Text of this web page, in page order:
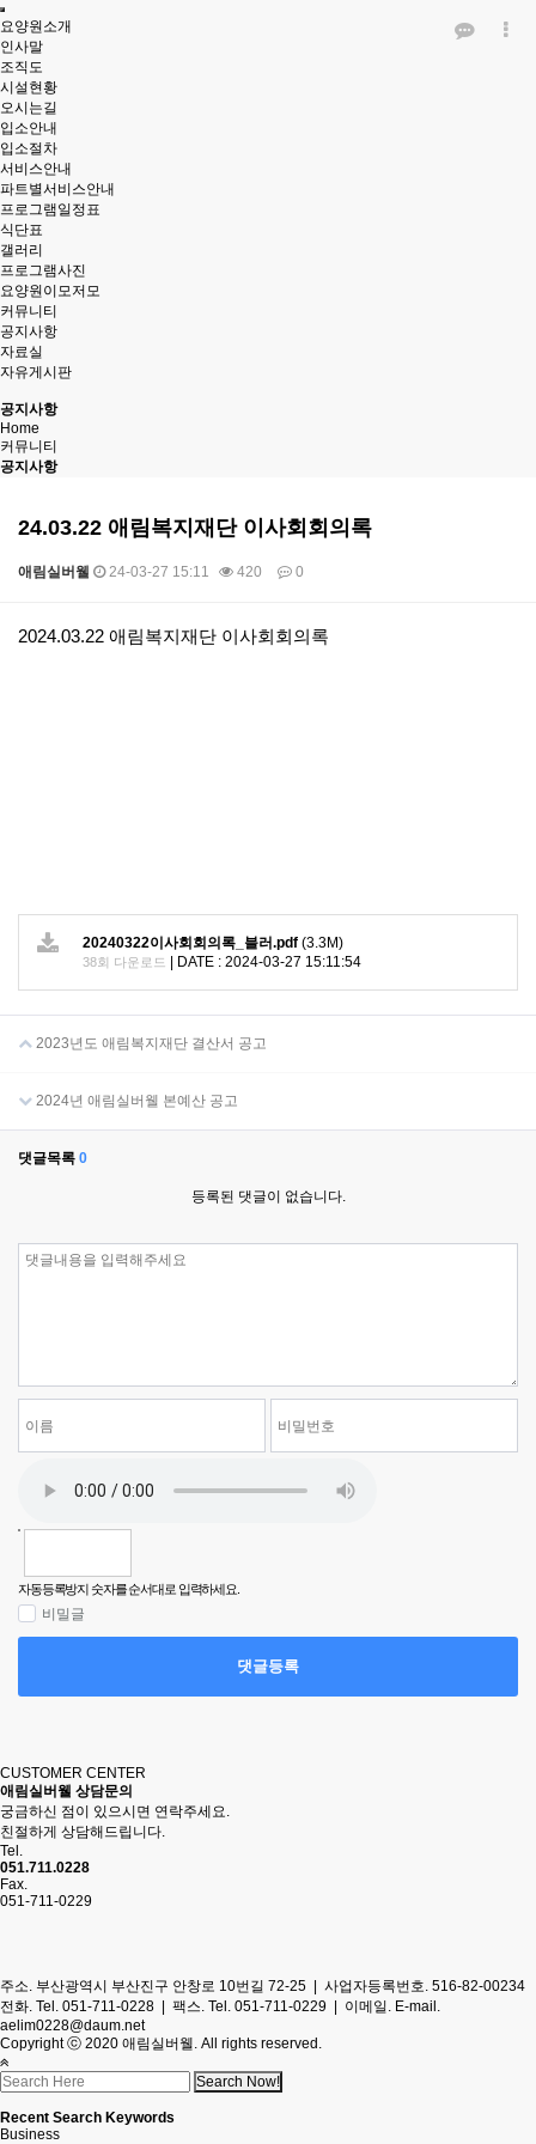
요양원소개
인사말
조직도
시설현황
오시는길
입소안내
입소절차
서비스안내
파트별서비스안내
프로그램일정표
식단표
갤러리
프로그램사진
요양원이모저모
커뮤니티
공지사항
자료실
자유게시판
공지사항
Home
커뮤니티
공지사항
24.03.22 애림복지재단 이사회회의록
애림실버웰 24-03-27 15:11 420 0
본문
2024.03.22 애림복지재단 이사회회의록
20240322이사회회의록_블러.pdf (3.3M)
38회 다운로드 DATE : 2024-03-27 15:11:54
2023년도 애림복지재단 결산서 공고
2024년 애림실버웰 본예산 공고
댓글목록 0
등록된 댓글이 없습니다.
자동등록방지 숫자를 순서대로 입력하세요.
비밀글
댓글등록
CUSTOMER CENTER
애림실버웰 상담문의
궁금하신 점이 있으시면 연락주세요.
친절하게 상담해드립니다.
Tel.
051.711.0228
Fax.
051-711-0229
주소. 부산광역시 부산진구 안창로 10번길 72-25 | 사업자등록번호. 516-82-00234
전화. Tel. 051-711-0228 | 팩스. Tel. 051-711-0229 | 이메일. E-mail.
aelim0228@daum.net
Copyright ⓒ 2020 애림실버웰. All rights reserved.
Recent Search Keywords
Business